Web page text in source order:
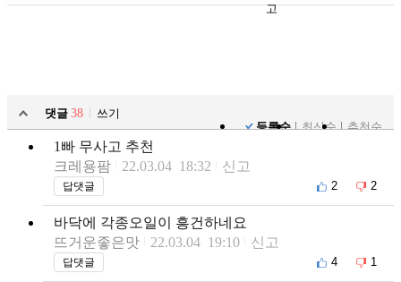
고
댓글 38
쓰기
등록순
최신순 추천순
1빠 무사고 추천
크레용팜
22.03.04 18:32 신고
답댓글 2 2
바닥에 각종오일이 흥건하네요
뜨거운좋은맛
22.03.04 19:10 신고
답댓글 4 1